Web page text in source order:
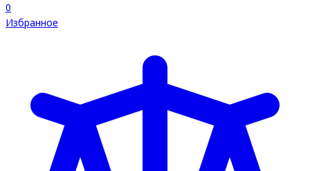
0
Избранное